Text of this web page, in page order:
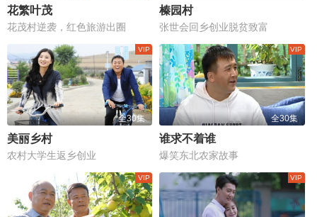
花繁叶茂
花茂村逆袭，红色旅游出圈
榛园村
张世会回乡创业脱贫致富
全30集
美丽乡村
农村大学生返乡创业
全30集
谁求不着谁
爆笑东北农家故事